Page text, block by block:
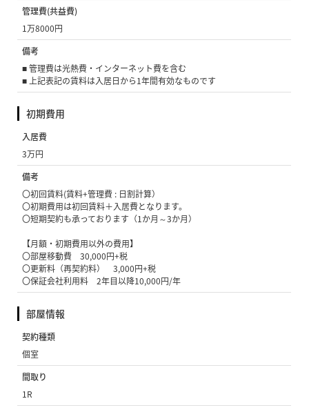
管理費(共益費)
1万8000円
備考
■ 管理費は光熱費・インターネット費を含む
■ 上記表記の賃料は入居日から1年間有効なものです
初期費用
入居費
3万円
備考
〇初回賃料(賃料+管理費 : 日割計算）
〇初期費用は初回賃料＋入居費となります。
〇短期契約も承っております（1か月～3か月）
【月額・初期費用以外の費用】
〇部屋移動費 30,000円+税
〇更新料（再契約料） 3,000円+税
〇保証会社利用料 2年目以降10,000円/年
部屋情報
契約種類
個室
間取り
1R